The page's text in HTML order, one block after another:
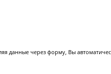
данные через форму, Вы